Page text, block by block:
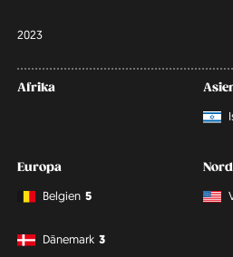
2023
Afrika
Europa
Belgien 5
Dänemark 3